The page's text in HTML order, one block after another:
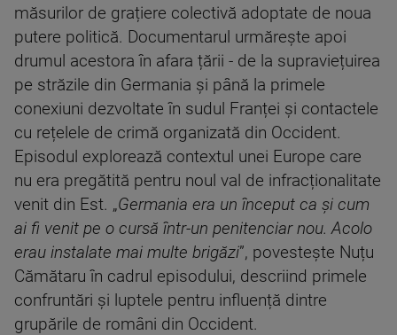
măsurilor de grațiere colectivă adoptate de noua
putere politică. Documentarul urmărește apoi
drumul acestora în afara țării - de la supraviețuirea
pe străzile din Germania și până la primele
conexiuni dezvoltate în sudul Franței și contactele
cu rețelele de crimă organizată din Occident.
Episodul explorează contextul unei Europe care
nu era pregătită pentru noul val de infracționalitate
venit din Est. „Germania era un început ca și cum
ai fi venit pe o cursă într-un penitenciar nou. Acolo
erau instalate mai multe brigăzi”, povestește Nuțu
Cămătaru în cadrul episodului, descriind primele
confruntări și luptele pentru influență dintre
grupările de români din Occident.